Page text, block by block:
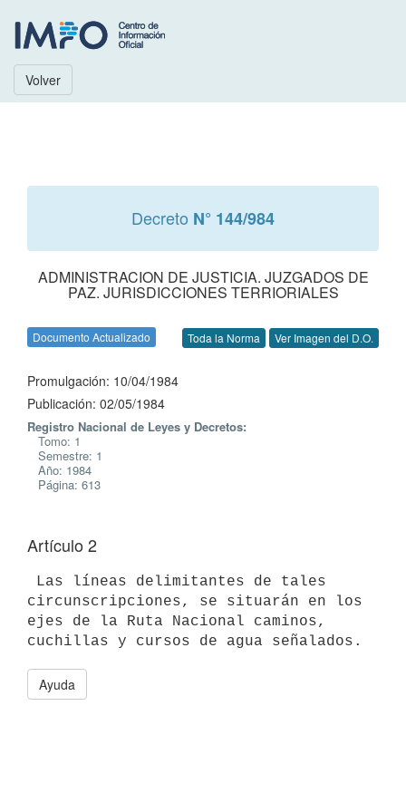
Volver
Decreto N° 144/984
ADMINISTRACION DE JUSTICIA. JUZGADOS DE
PAZ. JURISDICCIONES TERRIORIALES
Documento Actualizado Toda la Norma Ver Imagen del D.O.
Promulgación: 10/04/1984
Publicación: 02/05/1984
Registro Nacional de Leyes y Decretos:
Tomo: 1
Semestre: 1
Año: 1984
Página: 613
Artículo 2
circunscripciones, se situarán en los
ejes de la Ruta Nacional caminos,
Ayuda